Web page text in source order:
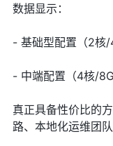
数据显示：
- 基础型配置（2核
- 中端配置（4核/
真正具备性价比的
路、本地化运维团